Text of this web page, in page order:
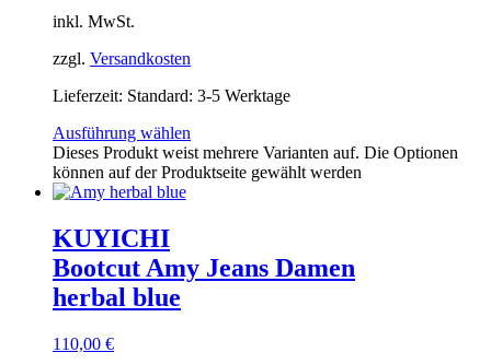
inkl. MwSt.
zzgl. Versandkosten
Lieferzeit: Standard: 3-5 Werktage
Ausführung wählen
Dieses Produkt weist mehrere Varianten auf. Die Optionen
können auf der Produktseite gewählt werden
KUYICHI
Bootcut Amy Jeans Damen
herbal blue
110,00 €